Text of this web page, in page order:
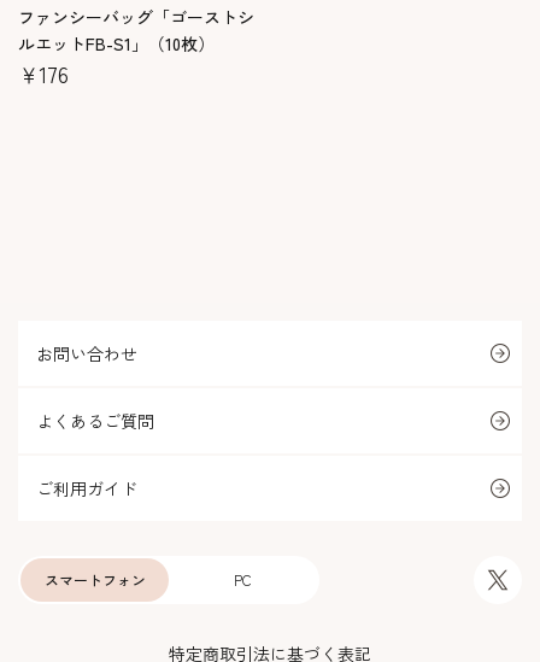
ファンシーバッグ「ゴーストシ
ルエットFB-S1」（10枚）
￥176
お問い合わせ
よくあるご質問
ご利用ガイド
PC
スマートフォン
特定商取引法に基づく表記